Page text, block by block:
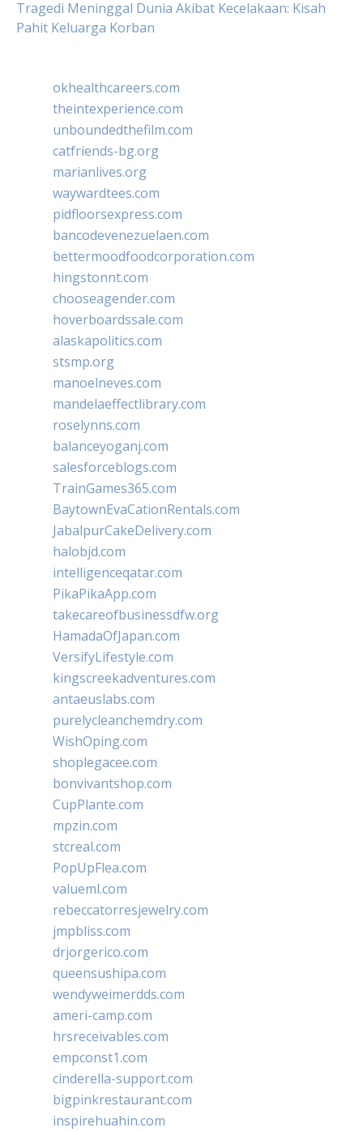
Tragedi Meninggal Dunia Akibat Kecelakaan: Kisah
Pahit Keluarga Korban
okhealthcareers.com
theintexperience.com
unboundedthefilm.com
catfriends-bg.org
marianlives.org
waywardtees.com
pidfloorsexpress.com
bancodevenezuelaen.com
bettermoodfoodcorporation.com
hingstonnt.com
chooseagender.com
hoverboardssale.com
alaskapolitics.com
stsmp.org
manoelneves.com
mandelaeffectlibrary.com
roselynns.com
balanceyoganj.com
salesforceblogs.com
TrainGames365.com
BaytownEvaCationRentals.com
JabalpurCakeDelivery.com
halobjd.com
intelligenceqatar.com
PikaPikaApp.com
takecareofbusinessdfw.org
HamadaOfJapan.com
VersifyLifestyle.com
kingscreekadventures.com
antaeuslabs.com
purelycleanchemdry.com
WishOping.com
shoplegacee.com
bonvivantshop.com
CupPlante.com
mpzin.com
stcreal.com
PopUpFlea.com
valueml.com
rebeccatorresjewelry.com
jmpbliss.com
drjorgerico.com
queensushipa.com
wendyweimerdds.com
ameri-camp.com
hrsreceivables.com
empconst1.com
cinderella-support.com
bigpinkrestaurant.com
inspirehuahin.com